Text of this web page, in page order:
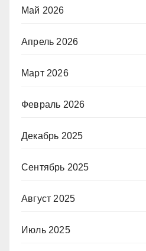
Май 2026
Апрель 2026
Март 2026
Февраль 2026
Декабрь 2025
Сентябрь 2025
Август 2025
Июль 2025